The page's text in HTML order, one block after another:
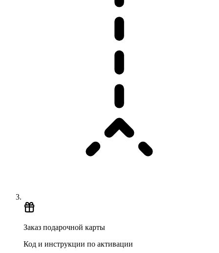
Заказ подарочной карты
Код и инструкции по активации